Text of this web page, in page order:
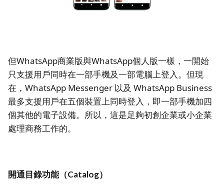
但WhatsApp商業版與WhatsApp個人版一樣，一開始
只支援用戶同時在一部手機及一部電腦上登入。但現
在，WhatsApp Messenger 以及 WhatsApp Business
最多支援用戶在五個裝置上同時登入，即一部手機加四
個其他的電子設備。所以，這是足夠初創企業或小企業
處理商務工作的。
開通目錄功能（Catalog）